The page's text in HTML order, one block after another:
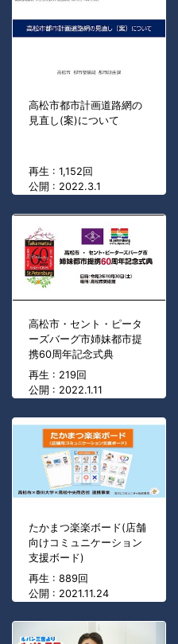
高松市都市計画道路網の
見直し(案)について
再生 : 1,152回
公開 : 2022.3.1
高松市・セント・ピータ
ーズバーグ市姉妹都市提
携60周年記念式典
再生 : 219回
公開 : 2022.1.11
たかまつ楽楽ボード(店舗
向けコミュニケーション
支援ボード)
再生 : 889回
公開 : 2021.11.24